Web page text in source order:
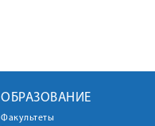
ОБРАЗОВАНИЕ
Факультеты